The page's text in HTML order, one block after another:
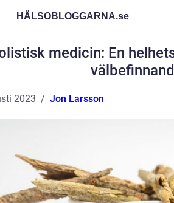
HÄLSOBLOGGARNA.se
medicin: En
2023 Jon Larsson